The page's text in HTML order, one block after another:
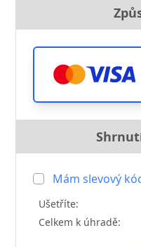
Mám slevový
Ušetříte:
Celkem k úhradě: